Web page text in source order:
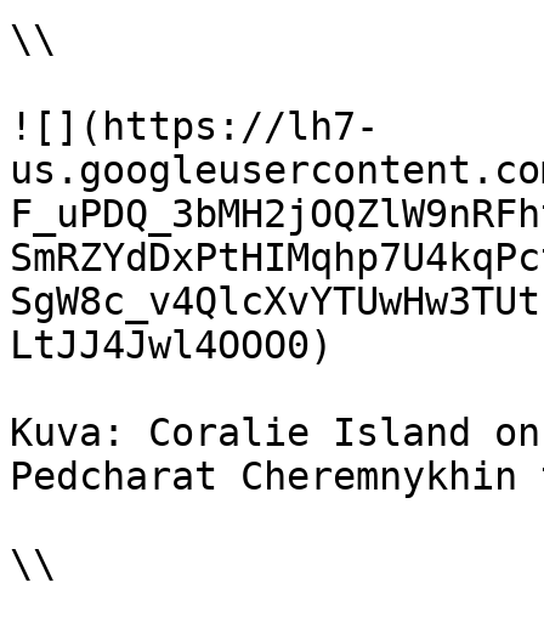
\\
![](https://lh7-
LtJJ4Jwl4OOO0)
Kuva: Coralie Island
Pedcharat
\\